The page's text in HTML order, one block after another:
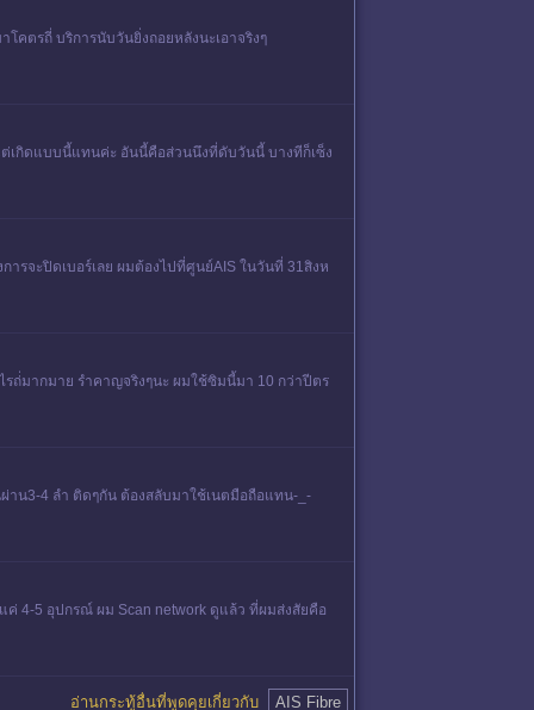
คตรถี่ บริการนับวันยิ่งถอยหลังนะเอาจริงๆ
เกิดแบบนี้แทนค่ะ อันนี้คือส่วนนึงที่ดับวันนี้ บางทีก็เซ็ง
รจะปิดเบอร์เลย ผมต้องไปที่ศูนย์AIS ในวันที่ 31สิงห
ถ่่มากมาย รำคาญจริงๆนะ ผมใช้ซิมนี้มา 10 กว่าปีตร
าน3-4 ลำ ติดๆกัน ต้องสลับมาใช้เนตมือถือแทน-_-
4-5 อุปกรณ์ ผม Scan network ดูแล้ว ที่ผมส่งสัยคือ
อ่านกระทู้อื่นที่พูดคุยเกี่ยวกับ AIS Fibre